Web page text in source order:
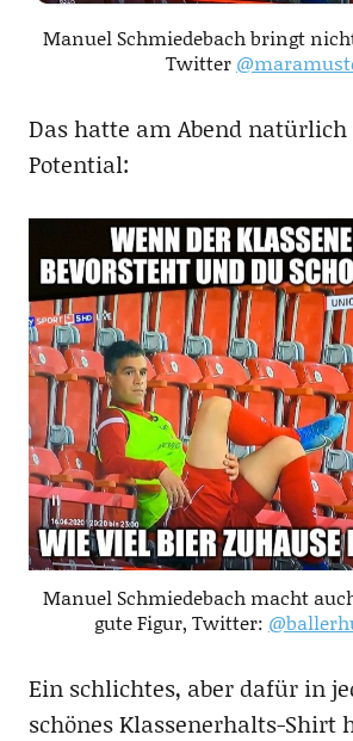
Manuel Schmiedebach bringt
Twitter
Das hatte am Abend
Potential:
Manuel Schmiedebach macht
gute Figur, Twitter:
Ein schlichtes, aber dafür in
schönes Klassenerhalts-Shirt